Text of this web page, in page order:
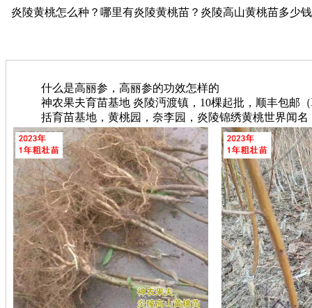
炎陵黄桃怎么种？哪里有炎陵黄桃苗？炎陵高山黄桃苗多少
什么是高丽参，高丽参的功效怎样的
神农果夫育苗基地 炎陵沔渡镇，10棵起批，顺丰包邮
括育苗基地，黄桃园，奈李园，炎陵锦绣黄桃世界闻名